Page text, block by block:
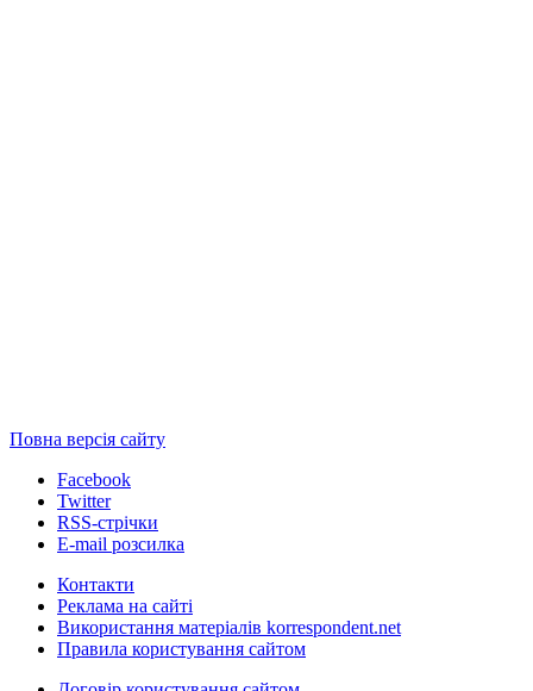
Повна версія сайту
Facebook
Twitter
RSS-стрічки
E-mail розсилка
Контакти
Реклама на сайті
Використання матеріалів korrespondent.net
Правила користування сайтом